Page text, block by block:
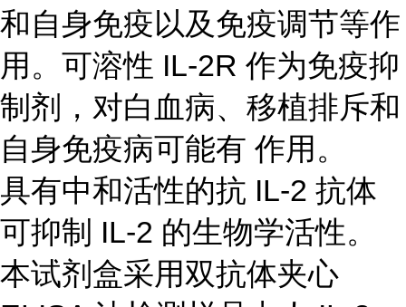
和自身免疫以及免疫调节等作
用。可溶性 IL-2R 作为免疫抑
制剂，对白血病、移植排斥和
自身免疫病可能有 作用。
具有中和活性的抗 IL-2 抗体
可抑制 IL-2 的生物学活性。
本试剂盒采用双抗体夹心